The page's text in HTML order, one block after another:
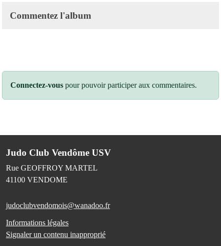
Commentez l'album
Connectez-vous pour pouvoir participer aux commentaires.
Judo Club Vendôme USV
Rue GEOFFROY MARTEL
41100 VENDOME
judoclubvendomois@wanadoo.fr
Informations légales
Signaler un contenu inapproprié